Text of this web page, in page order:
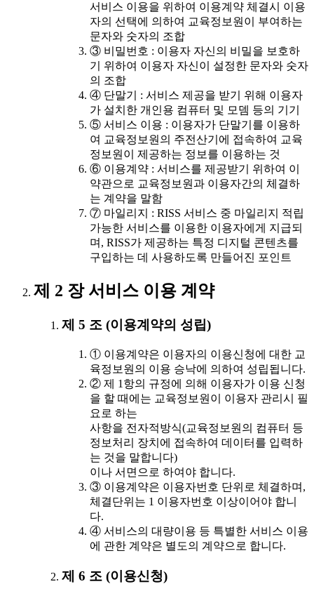
서비스 이용을 위하여 이용계약 체결시 이용
자의 선택에 의하여 교육정보원이 부여하는
문자와 숫자의 조합
③ 비밀번호 : 이용자 자신의 비밀을 보호하
기 위하여 이용자 자신이 설정한 문자와 숫자
의 조합
④ 단말기 : 서비스 제공을 받기 위해 이용자
가 설치한 개인용 컴퓨터 및 모뎀 등의 기기
⑤ 서비스 이용 : 이용자가 단말기를 이용하
여 교육정보원의 주전산기에 접속하여 교육
정보원이 제공하는 정보를 이용하는 것
⑥ 이용계약 : 서비스를 제공받기 위하여 이
약관으로 교육정보원과 이용자간의 체결하
는 계약을 말함
⑦ 마일리지 : RISS 서비스 중 마일리지 적립
가능한 서비스를 이용한 이용자에게 지급되
며, RISS가 제공하는 특정 디지털 콘텐츠를
구입하는 데 사용하도록 만들어진 포인트
제 2 장 서비스 이용 계약
제 5 조 (이용계약의 성립)
① 이용계약은 이용자의 이용신청에 대한 교
육정보원의 이용 승낙에 의하여 성립됩니다.
② 제 1항의 규정에 의해 이용자가 이용 신청
을 할 때에는 교육정보원이 이용자 관리시 필
요로 하는
사항을 전자적방식(교육정보원의 컴퓨터 등
정보처리 장치에 접속하여 데이터를 입력하
는 것을 말합니다)
이나 서면으로 하여야 합니다.
③ 이용계약은 이용자번호 단위로 체결하며,
체결단위는 1 이용자번호 이상이어야 합니
다.
④ 서비스의 대량이용 등 특별한 서비스 이용
에 관한 계약은 별도의 계약으로 합니다.
제 6 조 (이용신청)